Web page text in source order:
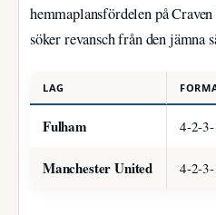
hemmaplansfördelen på
söker revansch från den jämna
LAG
Fulham 4-2-3-
Manchester United 4-2-3-